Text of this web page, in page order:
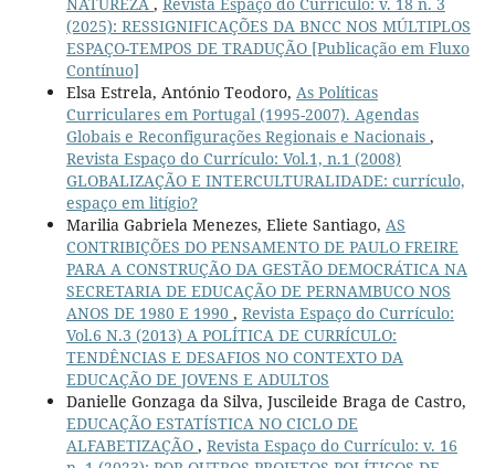
(2025): RESSIGNIFICAÇÕES DA BNCC NOS MÚLTIPLOS
ESPAÇO-TEMPOS DE TRADUÇÃO [Publicação em Fluxo
Contínuo]
Elsa Estrela, António Teodoro, As Políticas
Curriculares em Portugal (1995-2007). Agendas
Globais e Reconfigurações Regionais e Nacionais ,
Revista Espaço do Currículo: Vol.1, n.1 (2008)
GLOBALIZAÇÃO E INTERCULTURALIDADE: currículo,
espaço em litígio?
Marilia Gabriela Menezes, Eliete Santiago, AS
CONTRIBIÇÕES DO PENSAMENTO DE PAULO FREIRE
PARA A CONSTRUÇÃO DA GESTÃO DEMOCRÁTICA NA
SECRETARIA DE EDUCAÇÃO DE PERNAMBUCO NOS
ANOS DE 1980 E 1990 , Revista Espaço do Currículo:
Vol.6 N.3 (2013) A POLÍTICA DE CURRÍCULO:
TENDÊNCIAS E DESAFIOS NO CONTEXTO DA
EDUCAÇÃO DE JOVENS E ADULTOS
Danielle Gonzaga da Silva, Juscileide Braga de Castro,
EDUCAÇÃO ESTATÍSTICA NO CICLO DE
ALFABETIZAÇÃO , Revista Espaço do Currículo: v. 16